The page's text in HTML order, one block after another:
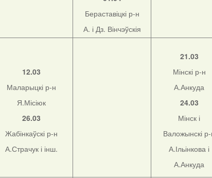
Бераставіцкі р-н
А. і Дз. Вінчэўскія
12.03
Маларыцкі р-н
Я.Місіюк
26.03
Жабінкаўскі р-н
А.Страчук і інш.
21.03
Мінскі р-н
А.Анкуда
24.03
Мінск і
Валожынскі
А.Ільінкова і
А.Анкуда